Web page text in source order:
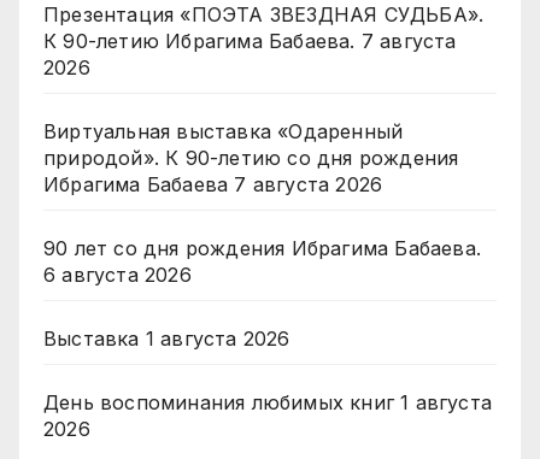
Презентация «ПОЭТА ЗВЕЗДНАЯ СУДЬБА».
К 90-летию Ибрагима Бабаева. 7 августа
2026
Виртуальная выставка «Одаренный
природой». К 90-летию со дня рождения
Ибрагима Бабаева 7 августа 2026
90 лет со дня рождения Ибрагима Бабаева.
6 августа 2026
Выставка 1 августа 2026
День воспоминания любимых книг 1 августа
2026